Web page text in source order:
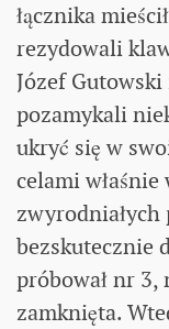
łącznika
rezydowali
Józef
pozamykali
ukryć się w
celami
zwyrodniałych
bezskutecznie
próbował nr 3,
zamknięta.